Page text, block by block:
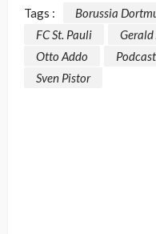
Tags : Borussia
FC St. Pauli
Otto Addo
Podcast
Sven Pistor